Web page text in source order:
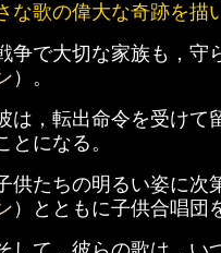
な歌の偉大な奇跡を描
争で大切な家族も，守
）。
は，転出命令を受けて
とになる。
供たちの明るい姿に次
）とともに子供合唱団